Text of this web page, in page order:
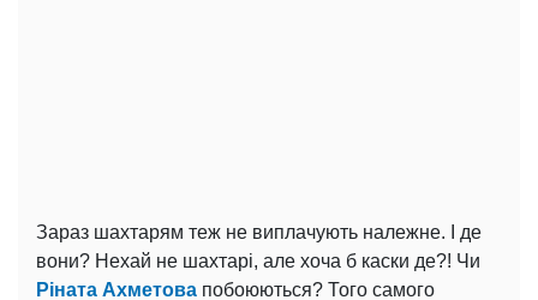
Зараз шахтарям теж не виплачують належне. І де
вони? Нехай не шахтарі, але хоча б каски де?! Чи
Ріната Ахметова побоюються? Того самого